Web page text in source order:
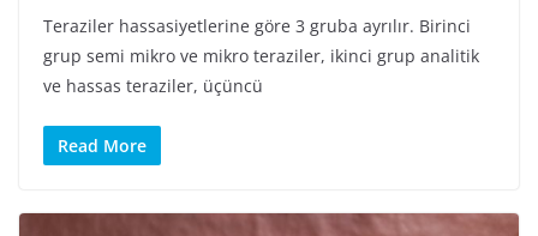
Teraziler hassasiyetlerine göre 3 gruba ayrılır. Birinci
grup semi mikro ve mikro teraziler, ikinci grup analitik
ve hassas teraziler, üçüncü
Read More